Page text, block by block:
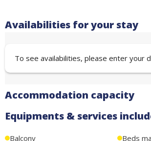
Availabilities for your stay
To see availabilities, please enter your
Accommodation capacity
Equipments & services
Balcony
Beds